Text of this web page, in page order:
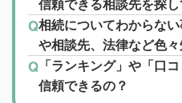
信頼できる相談先を探し
相続についてわからな
や相談先、法律など色々
「ランキング」や「口
信頼できるの？